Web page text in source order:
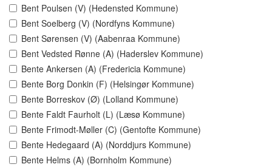
Bent Poulsen (V) (Hedensted Kommune)
Bent Soelberg (V) (Nordfyns Kommune)
Bent Sørensen (V) (Aabenraa Kommune)
Bent Vedsted Rønne (A) (Haderslev Kommune)
Bente Ankersen (A) (Fredericia Kommune)
Bente Borg Donkin (F) (Helsingør Kommune)
Bente Borreskov (Ø) (Lolland Kommune)
Bente Faldt Faurholt (L) (Læsø Kommune)
Bente Frimodt-Møller (C) (Gentofte Kommune)
Bente Hedegaard (A) (Norddjurs Kommune)
Bente Helms (A) (Bornholm Kommune)